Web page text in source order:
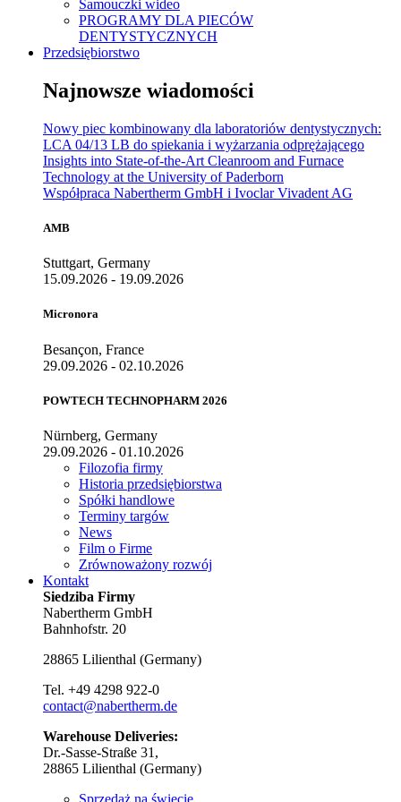
Samouczki wideo
PROGRAMY DLA PIECÓW
DENTYSTYCZNYCH
Przedsiębiorstwo
Najnowsze wiadomości
Nowy piec kombinowany dla laboratoriów dentystycznych:
LCA 04/13 LB do spiekania i wyżarzania odprężającego
Insights into State-of-the-Art Cleanroom and Furnace
Technology at the University of Paderborn
Współpraca Nabertherm GmbH i Ivoclar Vivadent AG
AMB
Stuttgart, Germany
15.09.2026 - 19.09.2026
Micronora
Besançon, France
29.09.2026 - 02.10.2026
POWTECH TECHNOPHARM 2026
Nürnberg, Germany
29.09.2026 - 01.10.2026
Filozofia firmy
Historia przedsiębiorstwa
Spółki handlowe
Terminy targów
News
Film o Firme
Zrównoważony rozwój
Kontakt
Siedziba Firmy
Nabertherm GmbH
Bahnhofstr. 20
28865 Lilienthal (Germany)
Tel. +49 4298 922-0
contact@nabertherm.de
Warehouse Deliveries:
Dr.-Sasse-Straße 31,
28865 Lilienthal (Germany)
Sprzedaż na świecie